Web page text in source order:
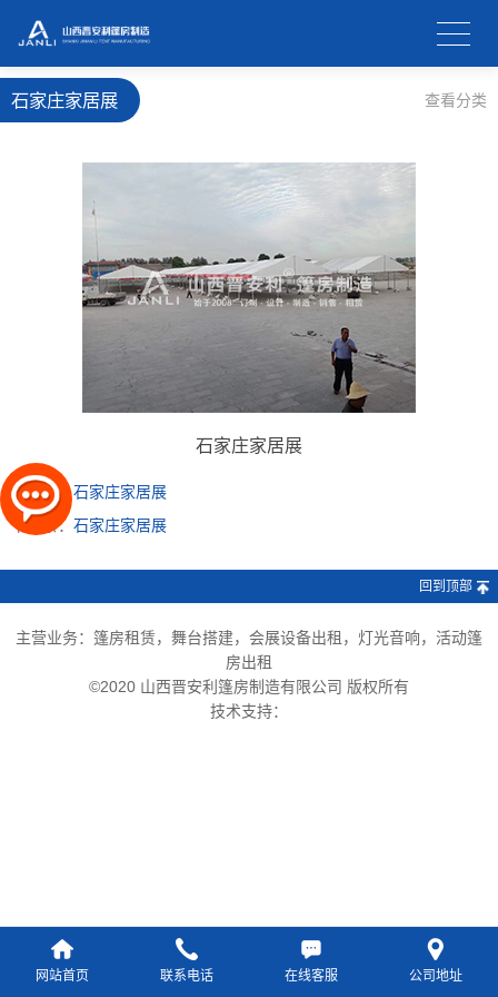
石家庄家居展 查看分类
石家庄家居展
上一条：石家庄家居展
下一条： 石家庄家居展
网站首页 联系电话 在线客服 公司地址
回到顶部
主营业务：篷房租赁，舞台搭建，会展设备出租，灯光音响，活动篷
房出租
©2020 山西晋安利篷房制造有限公司 版权所有
技术支持：